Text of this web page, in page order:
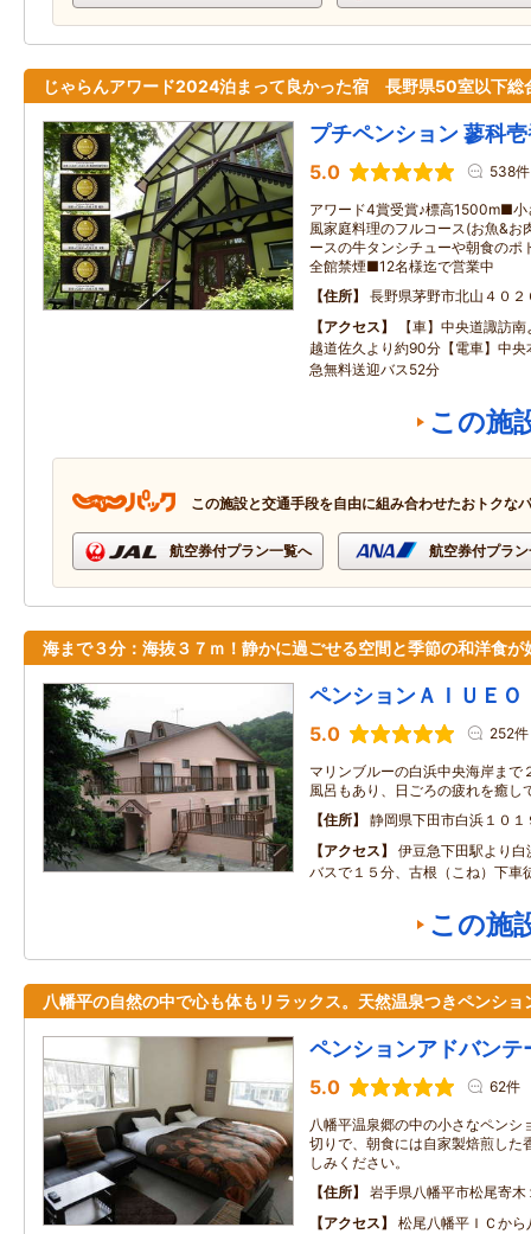
じゃらんアワード2024泊まって良かった宿 長野県50室以下総
プチペンション 蓼科
5.0 538件
アワード4賞受賞♪標高1500m■
風家庭料理のフルコース(お魚&
ースの牛タンシチューや朝食の
全館禁煙■12名様迄で営業中
住所
長野県茅野市北山４０２
アクセス
【車】中央道諏訪
越道佐久より約90分【電車】中
急無料送迎バス52分
この施
この施設と交通手段を自由に組み合わせたおトクな
航空券付プラン一覧へ 航空券付プラ
海まで３分：海抜３７ｍ！静かに過ごせる空間と季節の和洋食が
ペンションＡＩＵＥＯ
5.0 252件
マリンブルーの白浜中央海岸ま
風呂もあり、日ごろの疲れを癒し
住所
静岡県下田市白浜１０１
アクセス
伊豆急下田駅より
バスで１５分、古根（こね）下車
この施
八幡平の自然の中で心も体もリラックス。天然温泉つきペンショ
ペンションアドバンテ
5.0 62件
八幡平温泉郷の中の小さなペンシ
切りで、朝食には自家製焙煎した
しみください。
住所
岩手県八幡平市松尾寄
アクセス
松尾八幡平ＩＣか